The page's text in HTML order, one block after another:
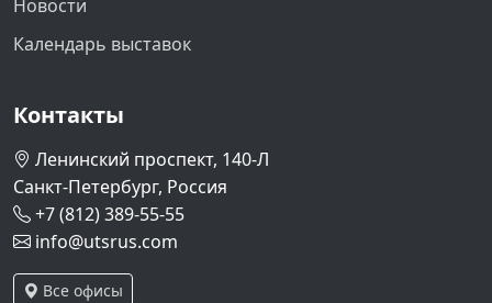
Новости
Календарь выставок
Контакты
Ленинский проспект, 140-Л
Санкт-Петербург, Россия
+7 (812) 389-55-55
info@utsrus.com
Все офисы